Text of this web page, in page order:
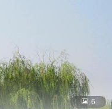
 6